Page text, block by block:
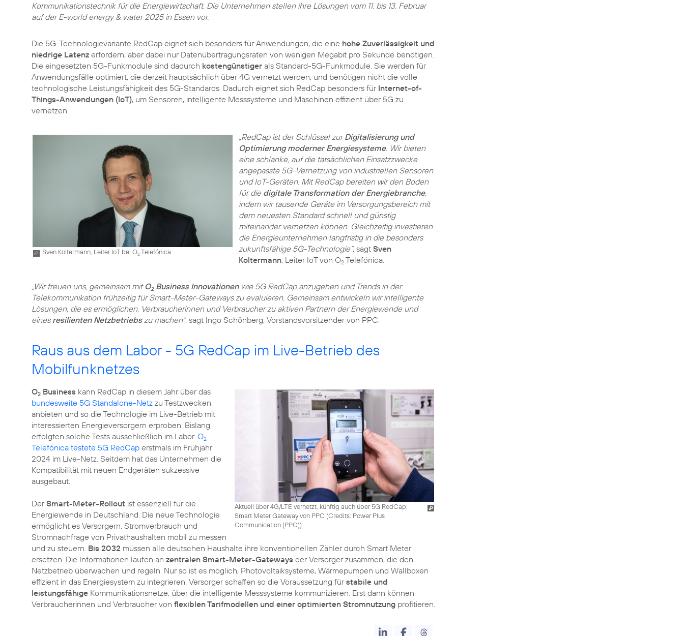
Kommunikationstechnik für die Energiewirtschaft. Die Unternehmen stellen ihre Lösungen vom 11. bis 13. Februar
auf der E-world energy & water 2025 in Essen vor.
Die 5G-Technologievariante RedCap eignet sich besonders für Anwendungen, die eine hohe Zuverlässigkeit und
niedrige Latenz erfordern, aber dabei nur Datenübertragungsraten von wenigen Megabit pro Sekunde benötigen.
Die eingesetzten 5G-Funkmodule sind dadurch kostengünstiger als Standard-5G-Funkmodule. Sie werden für
Anwendungsfälle optimiert, die derzeit hauptsächlich über 4G vernetzt werden, und benötigen nicht die volle
technologische Leistungsfähigkeit des 5G-Standards. Dadurch eignet sich RedCap besonders für Internet-of-
Things-Anwendungen (IoT), um Sensoren, intelligente Messsysteme und Maschinen effizient über 5G zu
vernetzen.
Sven Koltermann, Leiter IoT bei O2Telefónica
„RedCap ist der Schlüssel zurDigitalisierung und
Optimierung moderner Energiesysteme. Wir bieten
eine schlanke, auf die tatsächlichen Einsatzzwecke
angepasste 5G-Vernetzung von industriellen Sensoren
und IoT-Geräten. Mit RedCap bereiten wir den Boden
für die digitale Transformation der Energiebranche,
indem wir tausende Geräte im Versorgungsbereich mit
dem neuesten Standard schnell und günstig
miteinander vernetzen können. Gleichzeitig investieren
die Energieunternehmen langfristig in die besonders
zukunftsfähige 5G-Technologie“, sagt Sven
Koltermann, Leiter IoT von O2Telefónica.
„Wir freuen uns, gemeinsam mit O2Business Innovationenwie 5G RedCap anzugehen und Trends in der
Telekommunikation frühzeitig für Smart-Meter-Gateways zu evaluieren. Gemeinsam entwickeln wir intelligente
Lösungen, die es ermöglichen, Verbraucherinnen und Verbraucher zu aktiven Partnern der Energiewende und
eines resilienten Netzbetriebszu machen“, sagt Ingo Schönberg, Vorstandsvorsitzender von PPC.
Raus aus dem Labor - 5G RedCap im Live-Betrieb des
Mobilfunknetzes
Aktuell über 4G/LTE vernetzt, künftig auch über 5G RedCap:
Smart Meter Gateway von PPC (Credits: Power Plus
Communication (PPC))
O2 Business kann RedCap in diesem Jahr über das
bundesweite 5G Standalone-Netz zu Testzwecken
anbieten und so die Technologie im Live-Betrieb mit
interessierten Energieversorgern erproben. Bislang
erfolgten solche Tests ausschließlich im Labor. O2
Telefónica testete 5G RedCap erstmals im Frühjahr
2024 im Live-Netz. Seitdem hat das Unternehmen die
Kompatibilität mit neuen Endgeräten sukzessive
ausgebaut.
DerSmart-Meter-Rollout ist essenziell für die
Energiewende in Deutschland. Die neue Technologie
ermöglicht es Versorgern, Stromverbrauch und
Stromnachfrage von Privathaushalten mobil zu messen
und zu steuern. Bis 2032 müssen alle deutschen Haushalte ihre konventionellen Zähler durch Smart Meter
ersetzen. Die Informationen laufen an zentralen Smart-Meter-Gateways der Versorger zusammen, die den
Netzbetrieb überwachen und regeln. Nur so ist es möglich, Photovoltaiksysteme, Wärmepumpen und Wallboxen
effizient in das Energiesystem zu integrieren. Versorger schaffen so die Voraussetzung fürstabile und
leistungsfähige Kommunikationsnetze, über die intelligente Messsysteme kommunizieren. Erst dann können
Verbraucherinnen und Verbraucher von flexiblen Tarifmodellen und einer optimierten Stromnutzung profitieren.